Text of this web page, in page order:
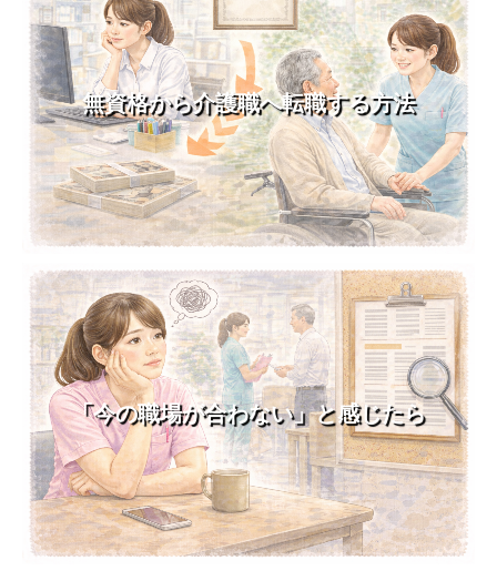
無資格から介護職へ転職する方法
「今の職場が合わない」と感じたら